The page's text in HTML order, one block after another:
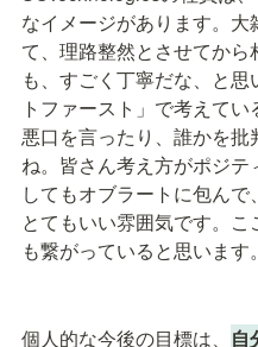
なイメージがあります。大
て、理路整然とさせてか
も、すごく丁寧だな、と
トファースト」で考えてい
悪口を言ったり、誰かを
ね。皆さん考え方がポジ
してもオブラートに包んで
とてもいい雰囲気です。
も繋がっていると思います。
個人的な今後の目標は、 自